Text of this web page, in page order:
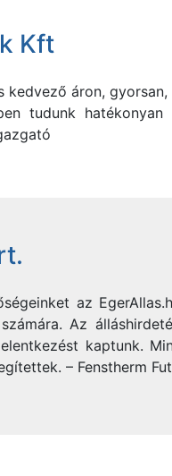
Kft
kedvező áron,
tudunk
az
Az
kaptunk.
– Fenstherm